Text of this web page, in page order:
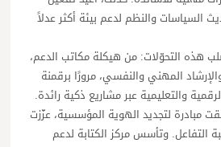
السياسات والنظم لدعم بيئة أكثر عدلاً
هذه التحوّلات: من هيكلة مكاتب الدعم،
المهني والنفسي، مرورًا برقمنة
والتعليمية عبر مشاريع ذكية رائدة.
مبادرة لتجديد الهوية المؤسسية، عزّزت
التفاعل. وتأسس مركز الكتابة لدعم